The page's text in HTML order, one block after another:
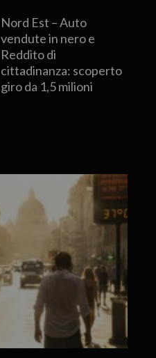
Nord Est – Auto
vendute in nero e
Reddito di
cittadinanza: scoperto
giro da 1,5 milioni